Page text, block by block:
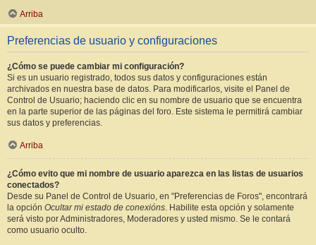
Arriba
Preferencias de usuario y configuraciones
¿Cómo se puede cambiar mi configuración?
Si es un usuario registrado, todos sus datos y configuraciones están
archivados en nuestra base de datos. Para modificarlos, visite el Panel de
Control de Usuario; haciendo clic en su nombre de usuario que se encuentra
en la parte superior de las páginas del foro. Este sistema le permitirá cambiar
sus datos y preferencias.
Arriba
¿Cómo evito que mi nombre de usuario aparezca en las listas de usuarios
conectados?
Desde su Panel de Control de Usuario, en "Preferencias de Foros", encontrará
la opción Ocultar mi estado de conexións. Habilite esta opción y solamente
será visto por Administradores, Moderadores y usted mismo. Se le contará
como usuario oculto.